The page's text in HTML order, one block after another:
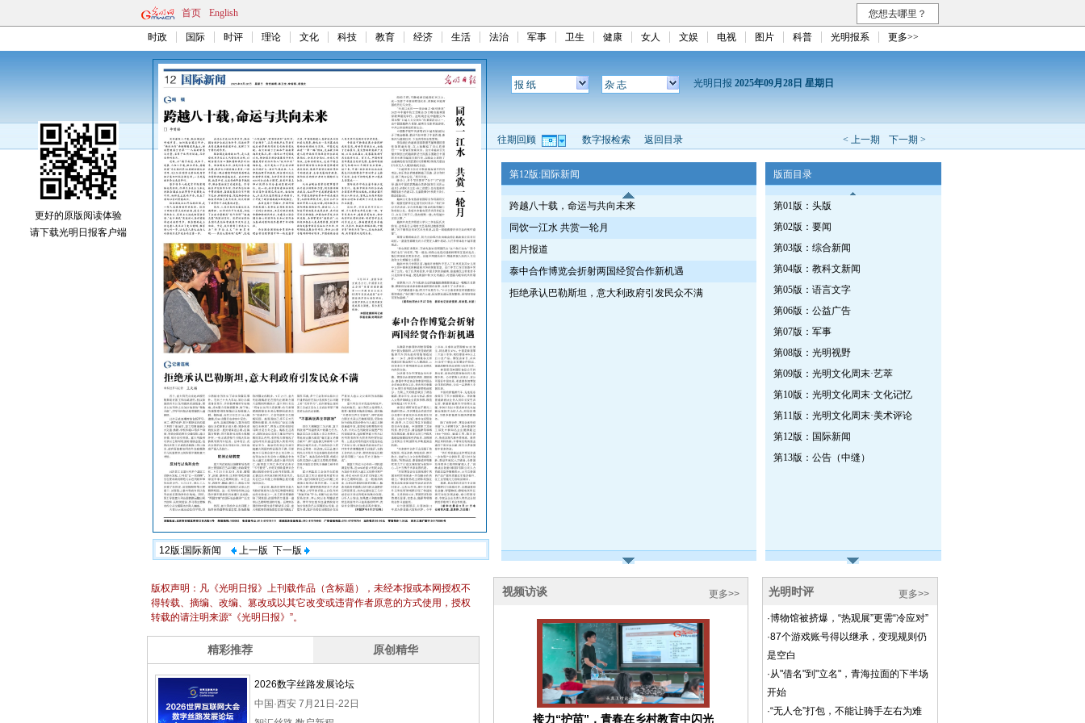
首页 English 您想去哪里？
时政 国际 时评 理论 文化 科技 教育 经济 生活 法治 军事 卫生 健康 女人 文娱 电视 图片 科普 光明报系 更多>>
12版:国际新闻 上一版 下一版
报 纸 杂 志 光明日报 2025年09月28日 星期日
< 上一期 下一期 >
往期回顾 数字报检索 返回目录
第12版:国际新闻
跨越八十载，命运与共向未来
同饮一江水 共赏一轮月
图片报道
泰中合作博览会折射两国经贸合作新机遇
拒绝承认巴勒斯坦，意大利政府引发民众不满
版面目录
第01版：头版
第02版：要闻
第03版：综合新闻
第04版：教科文新闻
第05版：语言文字
第06版：公益广告
第07版：军事
第08版：光明视野
第09版：光明文化周末·艺萃
第10版：光明文化周末·文化记忆
第11版：光明文化周末·美术评论
第12版：国际新闻
第13版：公告（中缝）
更好的原版阅读体验
请下载光明日报客户端